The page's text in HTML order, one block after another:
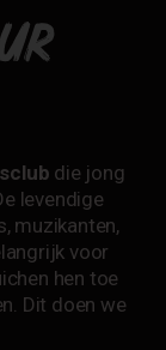
die jong
levendige
muzikanten,
voor
hen toe
Dit doen we